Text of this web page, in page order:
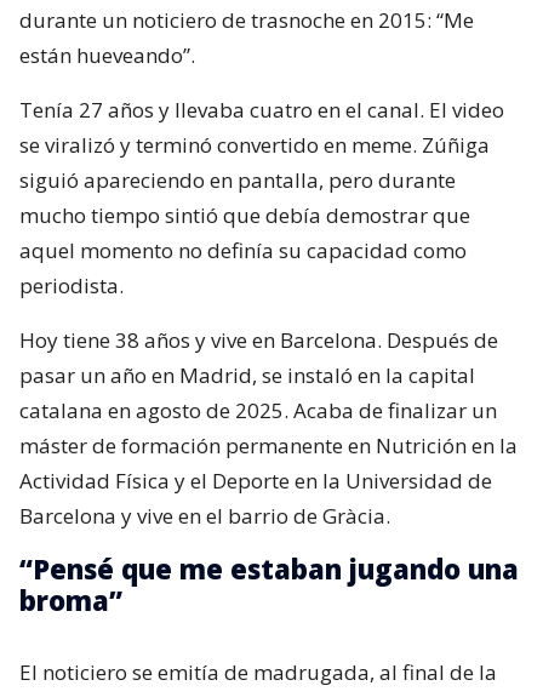
durante un noticiero de trasnoche en 2015: “Me
están hueveando”.
Tenía 27 años y llevaba cuatro en el canal. El video
se viralizó y terminó convertido en meme. Zúñiga
siguió apareciendo en pantalla, pero durante
mucho tiempo sintió que debía demostrar que
aquel momento no definía su capacidad como
periodista.
Hoy tiene 38 años y vive en Barcelona. Después de
pasar un año en Madrid, se instaló en la capital
catalana en agosto de 2025. Acaba de finalizar un
máster de formación permanente en Nutrición en la
Actividad Física y el Deporte en la Universidad de
Barcelona y vive en el barrio de Gràcia.
“Pensé que me estaban jugando una
broma”
El noticiero se emitía de madrugada, al final de la